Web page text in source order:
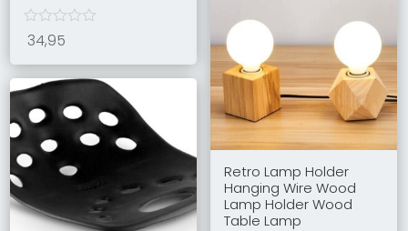
34,95
Retro Lamp Holder
Hanging Wire Wood
Lamp Holder Wood
Table Lamp